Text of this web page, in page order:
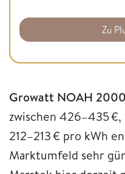
Zu
Growatt NOAH 2000
zwischen 426–435
212–213 € pro kWh
Marktumfeld sehr